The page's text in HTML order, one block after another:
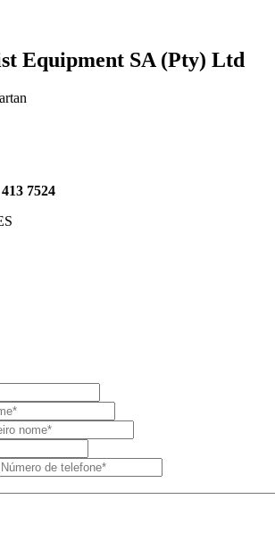
Equipment SA (Pty) Ltd
7524